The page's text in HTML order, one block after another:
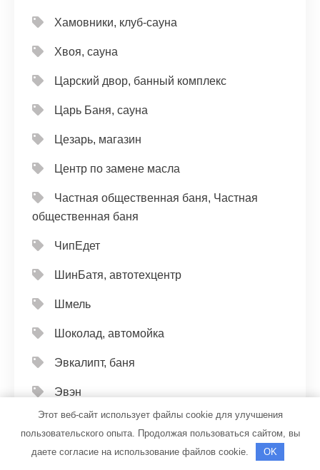
Хамовники, клуб-сауна
Хвоя, сауна
Царский двор, банный комплекс
Царь Баня, сауна
Цезарь, магазин
Центр по замене масла
Частная общественная баня, Частная
общественная баня
ЧипЕдет
ШинБатя, автотехцентр
Шмель
Шоколад, автомойка
Эвкалипт, баня
Эвэн
Эдельвейс, банный комплекс
Эдельвейс, банный комплекс
Этот веб-сайт использует файлы cookie для улучшения
пользовательского опыта. Продолжая пользоваться сайтом, вы
даете согласие на использование файлов cookie.
OK